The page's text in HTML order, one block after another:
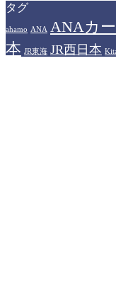
タグ
ahamo ANA ANAカ
本 JR東海 JR西日本